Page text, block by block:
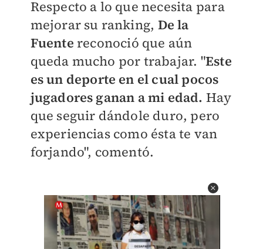
Respecto a lo que necesita para
mejorar su ranking, De la
Fuente reconoció que aún
queda mucho por trabajar. "Este
es un deporte en el cual pocos
jugadores ganan a mi edad. Hay
que seguir dándole duro, pero
experiencias como ésta te van
forjando", comentó.